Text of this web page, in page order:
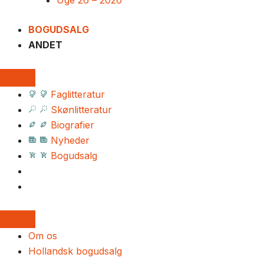
BOGUDSALG
ANDET
Faglitteratur
Skønlitteratur
Biografier
Nyheder
Bogudsalg
Om os
Hollandsk bogudsalg